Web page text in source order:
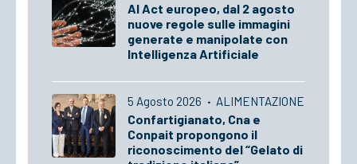
AI Act europeo, dal 2 agosto
nuove regole sulle immagini
generate e manipolate con
Intelligenza Artificiale
5 Agosto 2026 · ALIMENTAZIONE
Confartigianato, Cna e
Conpait propongono il
riconoscimento del “Gelato di